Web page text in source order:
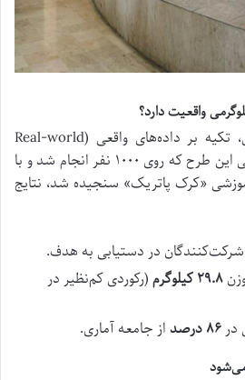
واقعیت دارد؟
نقطه قوت پژوهش ناصری، تکیه بر داده‌های واقعی (Real-world
Data) بود. در پایلوت اجرایی این طرح که روی ۱۰۰۰ نفر انجام شد و با
«کرک‌ پاتریک» سنجیده شد، نتایج
شرکت‌کنندگان در دستیابی به هدف.
۲۹.۸کیلوگرم(رکوردی کم‌نظیر در
در۸۶درصداز جامعه آماری.